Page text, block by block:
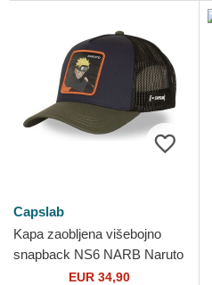
Capslab
Kapa zaobljena višebojno
snapback NS6 NARB Naruto
EUR 34,90